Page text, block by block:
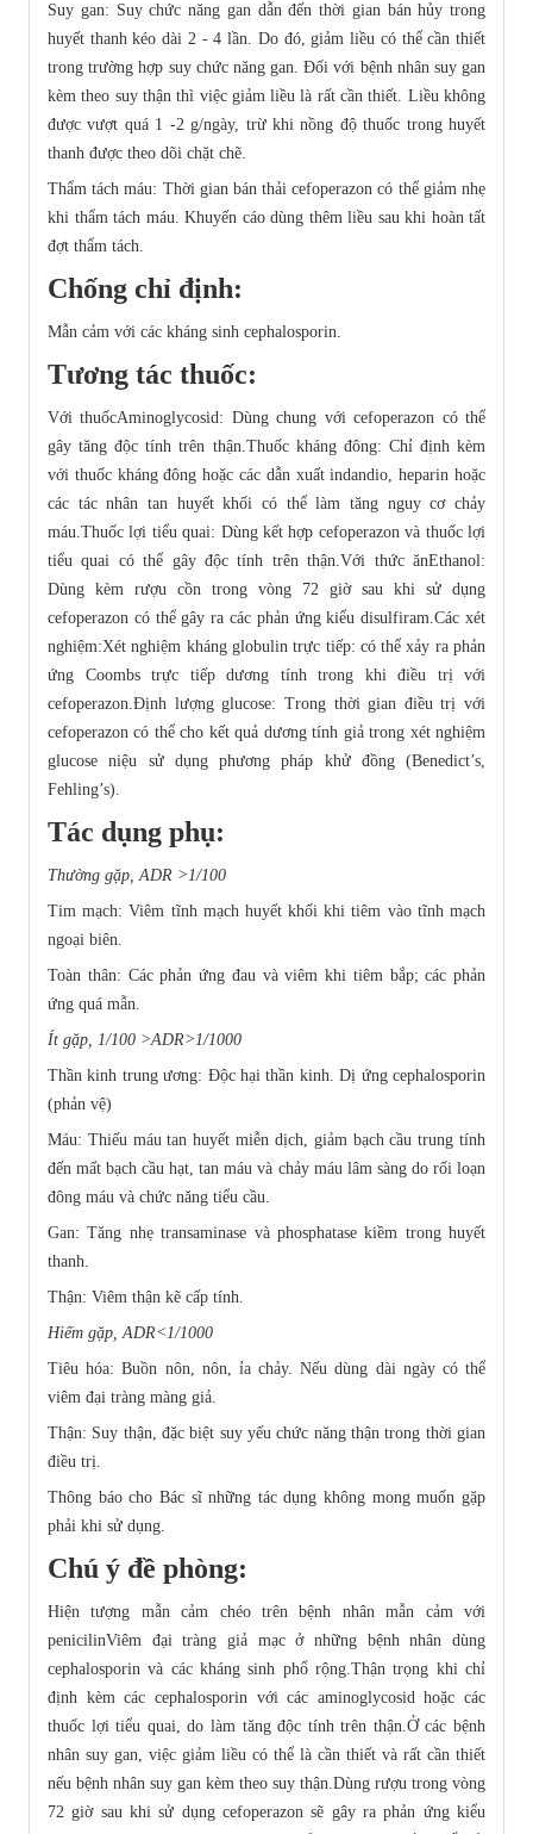
Suy gan: Suy chức năng gan dẫn đến thời gian bán hủy trong
huyết thanh kéo dài 2 - 4 lần. Do đó, giảm liều có thể cần thiết
trong trường hợp suy chức năng gan. Đối với bệnh nhân suy gan
kèm theo suy thận thì việc giảm liều là rất cần thiết. Liều không
được vượt quá 1 -2 g/ngày, trừ khi nồng độ thuốc trong huyết
thanh được theo dõi chặt chẽ.
Thẩm tách máu: Thời gian bán thải cefoperazon có thể giảm nhẹ
khi thẩm tách máu. Khuyến cáo dùng thêm liều sau khi hoàn tất
đợt thẩm tách.
Chống chỉ định:
Mẫn cảm với các kháng sinh cephalosporin.
Tương tác thuốc:
Với thuốcAminoglycosid: Dùng chung với cefoperazon có thể
gây tăng độc tính trên thận.Thuốc kháng đông: Chỉ định kèm
với thuốc kháng đông hoặc các dẫn xuất indandio, heparin hoặc
các tác nhân tan huyết khối có thể làm tăng nguy cơ chảy
máu.Thuốc lợi tiểu quai: Dùng kết hợp cefoperazon và thuốc lợi
tiểu quai có thể gây độc tính trên thận.Với thức ănEthanol:
Dùng kèm rượu cồn trong vòng 72 giờ sau khi sử dụng
cefoperazon có thể gây ra các phản ứng kiểu disulfiram.Các xét
nghiệm:Xét nghiệm kháng globulin trực tiếp: có thể xảy ra phản
ứng Coombs trực tiếp dương tính trong khi điều trị với
cefoperazon.Định lượng glucose: Trong thời gian điều trị với
cefoperazon có thể cho kết quả dương tính giả trong xét nghiệm
glucose niệu sử dụng phương pháp khử đồng (Benedict’s,
Fehling’s).
Tác dụng phụ:
Thường gặp, ADR >1/100
Tim mạch: Viêm tĩnh mạch huyết khối khi tiêm vào tĩnh mạch
ngoại biên.
Toàn thân: Các phản ứng đau và viêm khi tiêm bắp; các phản
ứng quá mẫn.
Ít gặp, 1/100 >ADR>1/1000
Thần kinh trung ương: Ðộc hại thần kinh. Dị ứng cephalosporin
(phản vệ)
Máu: Thiếu máu tan huyết miễn dịch, giảm bạch cầu trung tính
đến mất bạch cầu hạt, tan máu và chảy máu lâm sàng do rối loạn
đông máu và chức năng tiểu cầu.
Gan: Tăng nhẹ transaminase và phosphatase kiềm trong huyết
thanh.
Thận: Viêm thận kẽ cấp tính.
Hiếm gặp, ADR<1/1000
Tiêu hóa: Buồn nôn, nôn, ỉa chảy. Nếu dùng dài ngày có thể
viêm đại tràng màng giả.
Thận: Suy thận, đặc biệt suy yếu chức năng thận trong thời gian
điều trị.
Thông báo cho Bác sĩ những tác dụng không mong muốn gặp
phải khi sử dụng.
Chú ý đề phòng:
Hiện tượng mẫn cảm chéo trên bệnh nhân mẫn cảm với
penicilinViêm đại tràng giả mạc ở những bệnh nhân dùng
cephalosporin và các kháng sinh phổ rộng.Thận trọng khi chỉ
định kèm các cephalosporin với các aminoglycosid hoặc các
thuốc lợi tiểu quai, do làm tăng độc tính trên thận.Ở các bệnh
nhân suy gan, việc giảm liều có thể là cần thiết và rất cần thiết
nếu bệnh nhân suy gan kèm theo suy thận.Dùng rượu trong vòng
72 giờ sau khi sử dụng cefoperazon sẽ gây ra phản ứng kiểu